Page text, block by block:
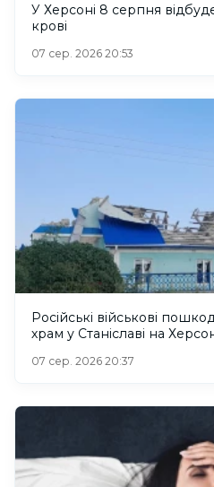
У Херсоні 8 серпня
крові
07 сер. 2026 20:53
Російські військові
храм у Станіславі на
07 сер. 2026 20:37